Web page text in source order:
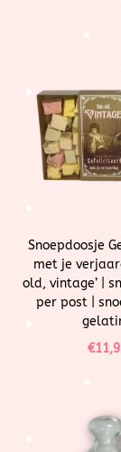
Snoepdoosje
met je
old, vintage’ |
per post |
€